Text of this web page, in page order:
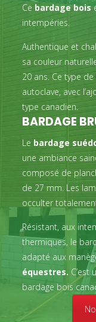
Ce bardage bois
intempéries.
Authentique et
sa couleur
20 ans. Ce type
autoclave, avec
type canadien.
BARDAGE
Le bardage
une ambiance
composé de
de 27 mm. Les
occulter
Résistant, aux
thermiques, le
adapté aux
équestres. C’est
bardage bois